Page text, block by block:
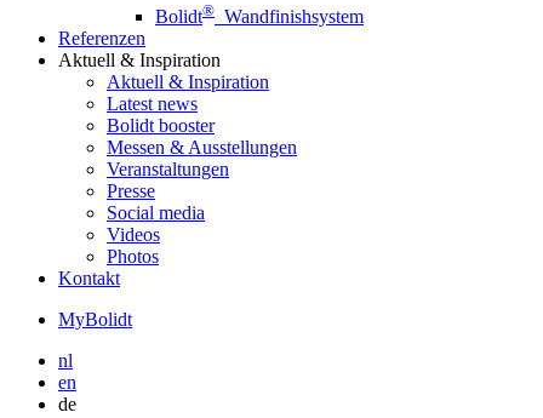
Bolidt® Wandfinishsystem
Referenzen
Aktuell & Inspiration
Aktuell & Inspiration
Latest news
Bolidt booster
Messen & Ausstellungen
Veranstaltungen
Presse
Social media
Videos
Photos
Kontakt
MyBolidt
nl
en
de